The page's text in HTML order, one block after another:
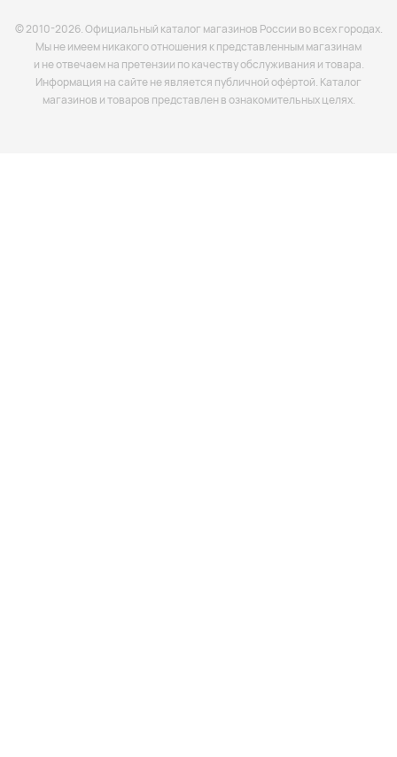
© 2010-2026. Официальный каталог магазинов России во всех городах.
Мы не имеем никакого отношения к представленным магазинам
и не отвечаем на претензии по качеству обслуживания и товара.
Информация на сайте не является публичной офёртой. Каталог
магазинов и товаров представлен в ознакомительных целях.